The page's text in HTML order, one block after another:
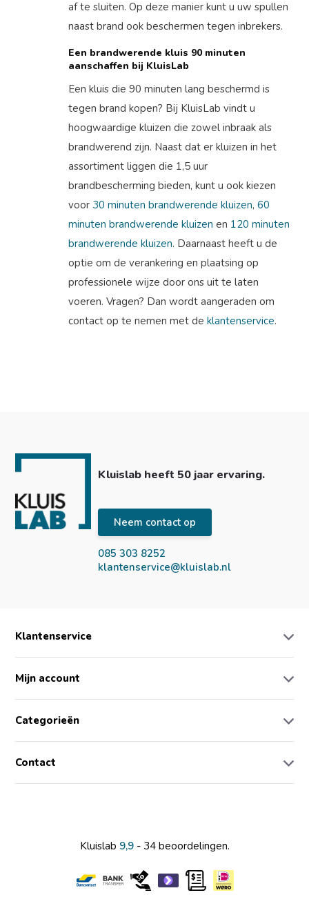
af te sluiten. Op deze manier kunt u uw spullen
naast brand ook beschermen tegen inbrekers.
Een brandwerende kluis 90 minuten
aanschaffen bij KluisLab
Een kluis die 90 minuten lang beschermd is
tegen brand kopen? Bij KluisLab vindt u
hoogwaardige kluizen die zowel inbraak als
brandwerend zijn. Naast dat er kluizen in het
assortiment liggen die 1,5 uur
brandbescherming bieden, kunt u ook kiezen
voor 30 minuten brandwerende kluizen,60
minuten brandwerende kluizen en 120 minuten
brandwerende kluizen. Daarnaast heeft u de
optie om de verankering en plaatsing op
professionele wijze door ons uit te laten
voeren. Vragen? Dan wordt aangeraden om
contact op te nemen met deklantenservice.
Kluislab heeft 50 jaar ervaring.
Neem contact op
085 303 8252
klantenservice@kluislab.nl
Klantenservice
Mijn account
Categorieën
Contact
Kluislab 9,9 - 34 beoordelingen.